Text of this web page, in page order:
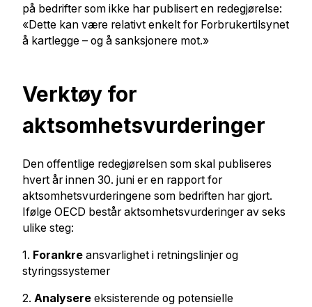
på bedrifter som ikke har publisert en redegjørelse:
«Dette kan være relativt enkelt for Forbrukertilsynet
å kartlegge – og å sanksjonere mot.»
Verktøy for
aktsomhetsvurderinger
Den offentlige redegjørelsen som skal publiseres
hvert år innen 30. juni er en rapport for
aktsomhetsvurderingene som bedriften har gjort.
Ifølge OECD består aktsomhetsvurderinger av seks
ulike steg:
1. Forankreansvarlighet i retningslinjer og
styringssystemer
2. Analysereeksisterende og potensielle